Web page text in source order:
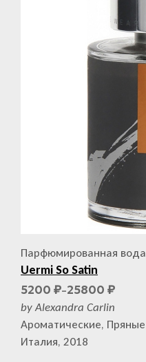
Парфюмированная вода
Uermi So Satin
5200 ₽–25800 ₽
by Alexandra Carlin
Ароматические, Пряные
Италия, 2018